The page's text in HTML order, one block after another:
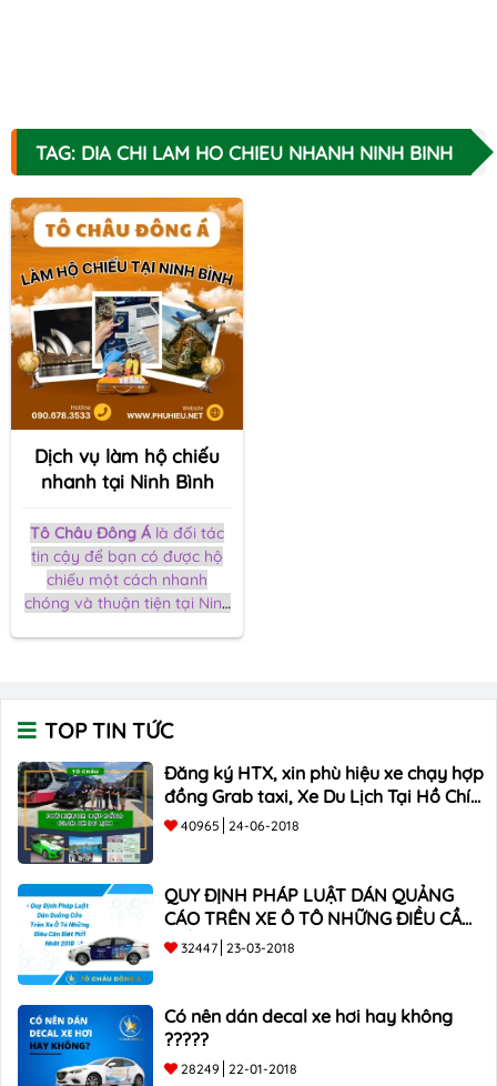
TAG: DIA CHI LAM HO CHIEU NHANH NINH BINH
Dịch vụ làm hộ chiếu
nhanh tại Ninh Bình
Tô Châu Đông Á là đối tác
tin cậy để bạn có được hộ
chiếu một cách nhanh
chóng và thuận tiện tại Ninh
trình làm hộ chiếu đơn giản
và hiệu quả. Chúng tôi tập
trung vào việc giúp bạn tiết
kiệm thời gian và nỗ lực.
TOP TIN TỨC
Đăng ký HTX, xin phù hiệu xe chạy hợp
đồng Grab taxi, Xe Du Lịch Tại Hồ Chí
Minh Giá Rẻ
40965 24-06-2018
QUY ĐỊNH PHÁP LUẬT DÁN QUẢNG
CÁO TRÊN XE Ô TÔ NHỮNG ĐIỀU CẦN
BIẾT mới nhất 2018 ???
32447 23-03-2018
Có nên dán decal xe hơi hay không
?????
28249 22-01-2018